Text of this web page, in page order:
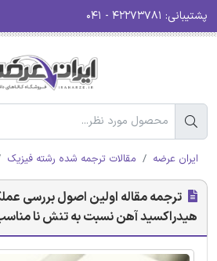
پشتیبانی:
ایران عرضه مقالات ترجمه شده رشته فیزیک
ترجمه مقاله اولین اصول بررسی
هیدراکسید آهن نسبت به تنش نا